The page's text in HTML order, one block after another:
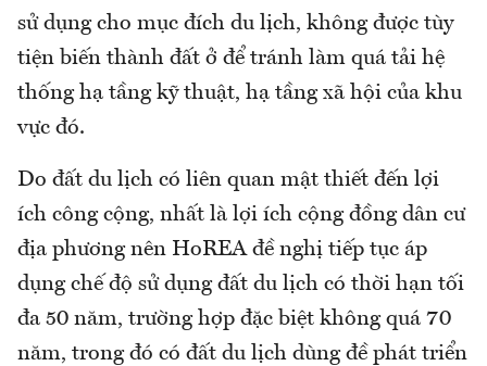
sử dụng cho mục đích du lịch, không được tùy
tiện biến thành đất ở để tránh làm quá tải hệ
thống hạ tầng kỹ thuật, hạ tầng xã hội của khu
vực đó.
Do đất du lịch có liên quan mật thiết đến lợi
ích công cộng, nhất là lợi ích cộng đồng dân cư
địa phương nên HoREA đề nghị tiếp tục áp
dụng chế độ sử dụng đất du lịch có thời hạn tối
đa 50 năm, trường hợp đặc biệt không quá 70
năm, trong đó có đất du lịch dùng đề phát triển